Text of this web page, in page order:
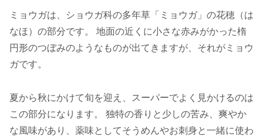
ミョウガは、ショウガ科の多年草「ミョウガ」の花穂（は
なほ）の部分です。 地面の近くに小さな赤みがかった楕
円形のつぼみのようなものが出てきますが、それがミョウ
ガです。
夏から秋にかけて旬を迎え、スーパーでよく見かけるのは
この部分になります。 独特の香りと少しの苦み、爽やか
な風味があり、薬味としてそうめんやお刺身と一緒に使わ